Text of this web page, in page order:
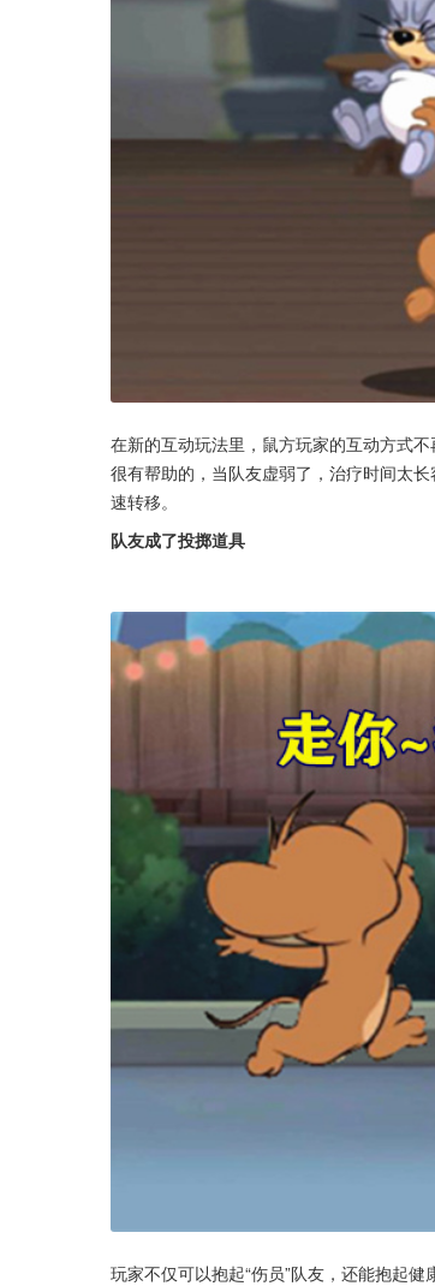
在新的互动玩法里，鼠方玩家的互动方式
很有帮助的，当队友虚弱了，治疗时间太
速转移。
队友成了投掷道具
玩家不仅可以抱起“伤员”队友，还能抱起